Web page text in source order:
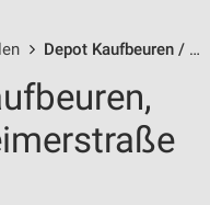
Depot Kaufbeuren / Mindelheimerstraße 19 - Öffnungszeiten & Adresse